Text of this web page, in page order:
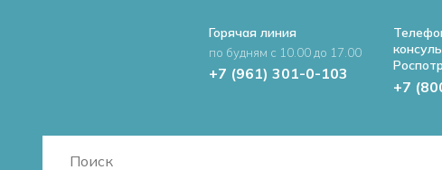
Горячая линия
по будням с 10.00 до 17.00
+7 (961) 301-0-103
+7